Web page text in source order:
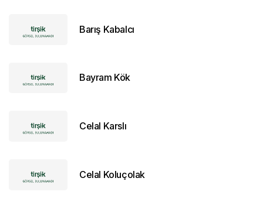
Barış Kabalcı
Bayram Kök
Celal Karslı
Celal Koluçolak